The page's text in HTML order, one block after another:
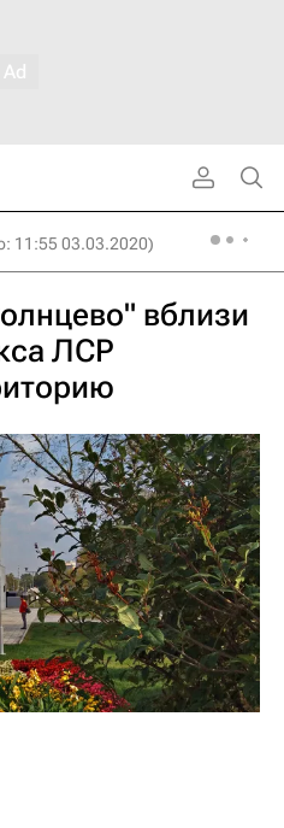
11:55 03.03.2020)
вблизи
ЛСР